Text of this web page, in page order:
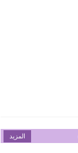
المزيد